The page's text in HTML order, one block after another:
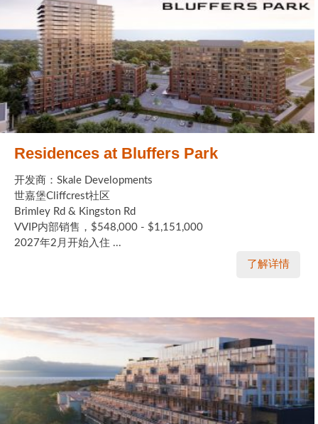
Residences at Bluffers Park
开发商：Skale Developments
世嘉堡Cliffcrest社区
Brimley Rd & Kingston Rd
VVIP内部销售，$548,000 - $1,151,000
2027年2月开始入住 ...
了解详情